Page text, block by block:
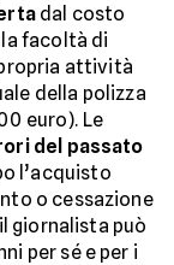
dal costo
facoltà di
attività
della polizza
euro). Le
del passato
l’acquisto
o cessazione
giornalista può
per sé e per i